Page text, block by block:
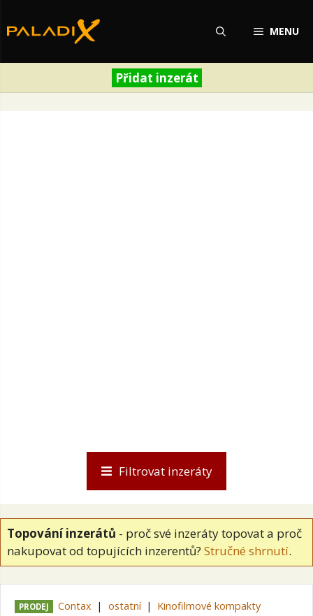
na
MENU
Přidat inzerát
Topování inzerátů - proč své inzeráty topovat a proč
nakupovat od topujících inzerentů? Stručné shrnutí.
PRODEJ Contax ostatní
Kinofilmové kompakty
Filtrovat inzeráty